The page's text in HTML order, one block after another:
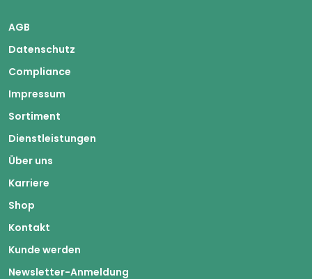
AGB
Datenschutz
Compliance
Impressum
Sortiment
Dienstleistungen
Über uns
Karriere
Shop
Kontakt
Kunde werden
Newsletter-Anmeldung